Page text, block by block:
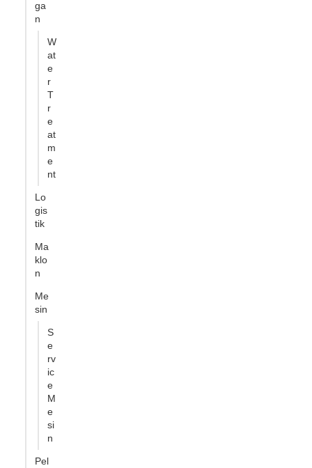
ga
n
W
at
e
r
T
r
e
at
m
e
nt
Lo
gis
tik
Ma
klo
n
Me
sin
S
e
rv
ic
e
M
e
si
n
Pel